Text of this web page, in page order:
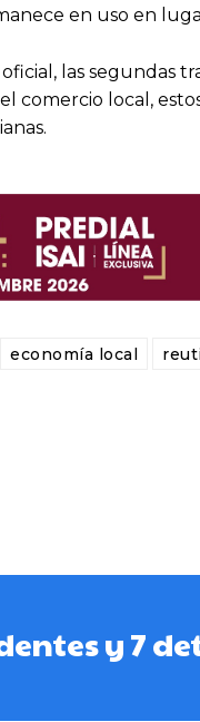
en uso en
las segundas
comercio local,
economía local
y 7